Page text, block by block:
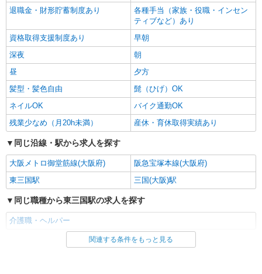
退職金・財形貯蓄制度あり
各種手当（家族・役職・インセン
ティブなど）あり
資格取得支援制度あり
早朝
深夜
朝
昼
夕方
髪型・髪色自由
髭（ひげ）OK
ネイルOK
バイク通勤OK
残業少なめ（月20h未満）
産休・育休取得実績あり
同じ沿線・駅から求人を探す
大阪メトロ御堂筋線(大阪府)
阪急宝塚本線(大阪府)
東三国駅
三国(大阪)駅
同じ職種から東三国駅の求人を探す
介護職・ヘルパー
同じ雇用形態から東三国駅の求人を探す
関連する条件をもっと見る